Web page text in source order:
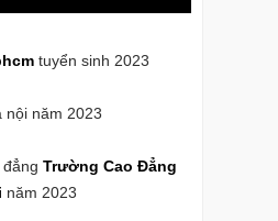
tuyển sinh 2023
nội năm 2023
đẳngTrường Cao Đẳng
năm 2023